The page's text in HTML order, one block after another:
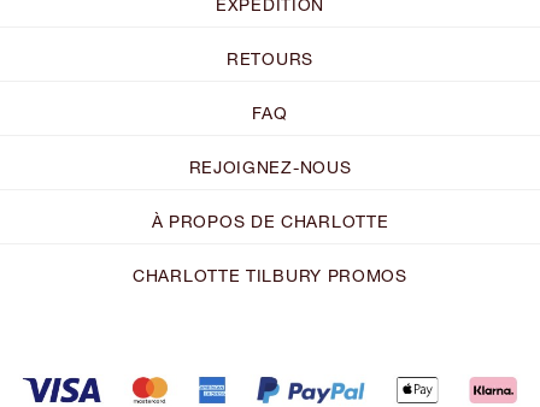
EXPÉDITION
RETOURS
FAQ
REJOIGNEZ-NOUS
À PROPOS DE CHARLOTTE
CHARLOTTE TILBURY PROMOS